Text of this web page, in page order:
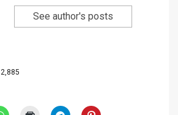
See author's posts
2,885